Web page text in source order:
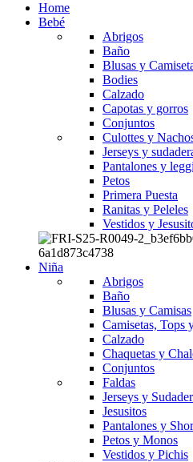
Home
Bebé
Abrigos
Baño
Blusas y
Bodies
Calzado
Capotas y gorros
Conjuntos
Culottes y
Jerseys y
Pantalones y
Petos
Primera Puesta
Ranitas y Peleles
Vestidos y
Niña
Abrigos
Baño
Blusas y Camisas
Camisetas, Tops
Calzado
Chaquetas y
Conjuntos
Faldas
Jerseys y
Jesusitos
Pantalones y
Petos y Monos
Vestidos y Pichis